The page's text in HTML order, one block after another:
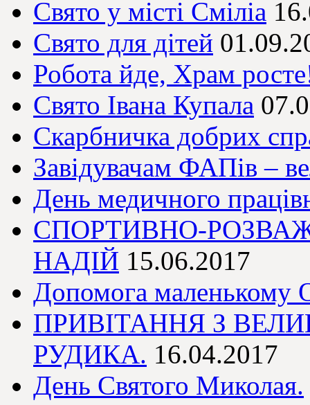
Свято у місті Сміліа
Свято для дітей
Робота йде, Храм
Свято Івана Купала
Скарбничка добрих
Завідувачам ФАПів –
День медичного
СПОРТИВНО-
НАДІЙ 15.06.2017
Допомога маленькому
ПРИВІТАННЯ З
РУДИКА. 16.04.2017
День Святого Миколая.